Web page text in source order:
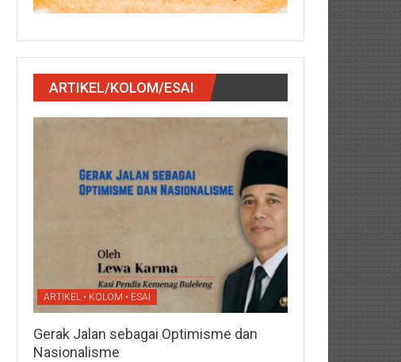
ARTIKEL/KOLOM/ESAI
ARTIKEL • KOLOM • ESAI
Gerak Jalan sebagai Optimisme dan
Nasionalisme